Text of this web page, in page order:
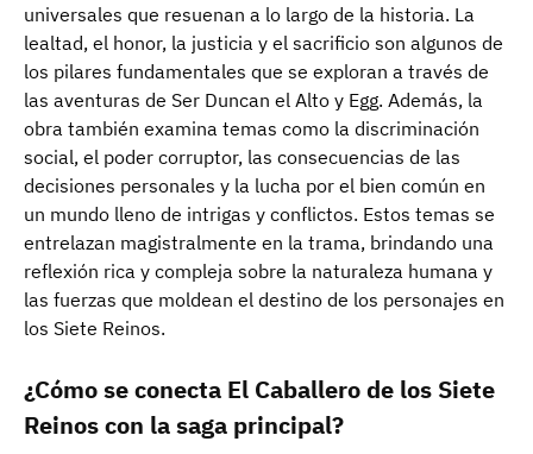
universales que resuenan a lo largo de la historia. La
lealtad, el honor, la justicia y el sacrificio son algunos de
los pilares fundamentales que se exploran a través de
las aventuras de Ser Duncan el Alto y Egg. Además, la
obra también examina temas como la discriminación
social, el poder corruptor, las consecuencias de las
decisiones personales y la lucha por el bien común en
un mundo lleno de intrigas y conflictos. Estos temas se
entrelazan magistralmente en la trama, brindando una
reflexión rica y compleja sobre la naturaleza humana y
las fuerzas que moldean el destino de los personajes en
los Siete Reinos.
¿Cómo se conecta El Caballero de los Siete
Reinos con la saga principal?